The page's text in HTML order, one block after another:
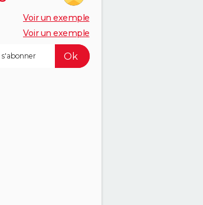
Voir un exemple
Voir un exemple